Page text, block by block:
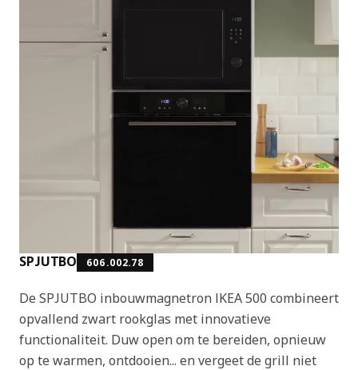
SPJUTBO 606.002.78
De SPJUTBO inbouwmagnetron IKEA 500 combineert
opvallend zwart rookglas met innovatieve
functionaliteit. Duw open om te bereiden, opnieuw
op te warmen, ontdooien... en vergeet de grill niet